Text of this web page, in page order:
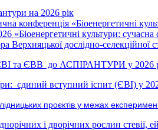
на 2026 рік
конференція «Біоенергетичні
«Біоенергетичні культури:
Верхняцької дослідно-селекційної
ЄВІ та ЄВВ до АСПІРАНТУРИ у 2026
єдиний вступний іспит (ЄВІ) у
проєктів у межах
і дворічних рослин стевії,